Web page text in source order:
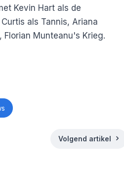
Kevin Hart als de
als Tannis, Ariana
Munteanu's Krieg.
Volgend artikel